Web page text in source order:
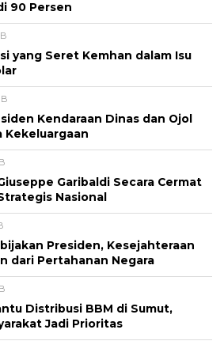
90 Persen
yang Seret Kemhan dalam Isu
Kendaraan Dinas dan Ojol
Kekeluargaan
Garibaldi Secara Cermat
Nasional
Presiden, Kesejahteraan
dari Pertahanan Negara
Distribusi BBM di Sumut,
Jadi Prioritas